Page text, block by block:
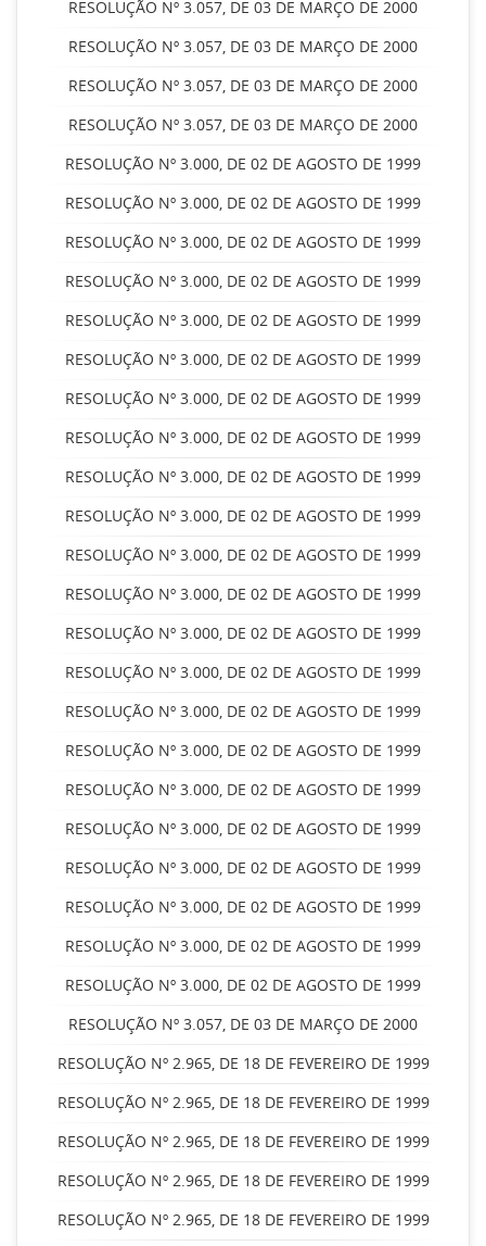
RESOLUÇÃO Nº 3.057, DE 03 DE MARÇO DE 2000
RESOLUÇÃO Nº 3.057, DE 03 DE MARÇO DE 2000
RESOLUÇÃO Nº 3.057, DE 03 DE MARÇO DE 2000
RESOLUÇÃO Nº 3.057, DE 03 DE MARÇO DE 2000
RESOLUÇÃO Nº 3.000, DE 02 DE AGOSTO DE 1999
RESOLUÇÃO Nº 3.000, DE 02 DE AGOSTO DE 1999
RESOLUÇÃO Nº 3.000, DE 02 DE AGOSTO DE 1999
RESOLUÇÃO Nº 3.000, DE 02 DE AGOSTO DE 1999
RESOLUÇÃO Nº 3.000, DE 02 DE AGOSTO DE 1999
RESOLUÇÃO Nº 3.000, DE 02 DE AGOSTO DE 1999
RESOLUÇÃO Nº 3.000, DE 02 DE AGOSTO DE 1999
RESOLUÇÃO Nº 3.000, DE 02 DE AGOSTO DE 1999
RESOLUÇÃO Nº 3.000, DE 02 DE AGOSTO DE 1999
RESOLUÇÃO Nº 3.000, DE 02 DE AGOSTO DE 1999
RESOLUÇÃO Nº 3.000, DE 02 DE AGOSTO DE 1999
RESOLUÇÃO Nº 3.000, DE 02 DE AGOSTO DE 1999
RESOLUÇÃO Nº 3.000, DE 02 DE AGOSTO DE 1999
RESOLUÇÃO Nº 3.000, DE 02 DE AGOSTO DE 1999
RESOLUÇÃO Nº 3.000, DE 02 DE AGOSTO DE 1999
RESOLUÇÃO Nº 3.000, DE 02 DE AGOSTO DE 1999
RESOLUÇÃO Nº 3.000, DE 02 DE AGOSTO DE 1999
RESOLUÇÃO Nº 3.000, DE 02 DE AGOSTO DE 1999
RESOLUÇÃO Nº 3.000, DE 02 DE AGOSTO DE 1999
RESOLUÇÃO Nº 3.000, DE 02 DE AGOSTO DE 1999
RESOLUÇÃO Nº 3.000, DE 02 DE AGOSTO DE 1999
RESOLUÇÃO Nº 3.000, DE 02 DE AGOSTO DE 1999
RESOLUÇÃO Nº 3.057, DE 03 DE MARÇO DE 2000
RESOLUÇÃO Nº 2.965, DE 18 DE FEVEREIRO DE 1999
RESOLUÇÃO Nº 2.965, DE 18 DE FEVEREIRO DE 1999
RESOLUÇÃO Nº 2.965, DE 18 DE FEVEREIRO DE 1999
RESOLUÇÃO Nº 2.965, DE 18 DE FEVEREIRO DE 1999
RESOLUÇÃO Nº 2.965, DE 18 DE FEVEREIRO DE 1999